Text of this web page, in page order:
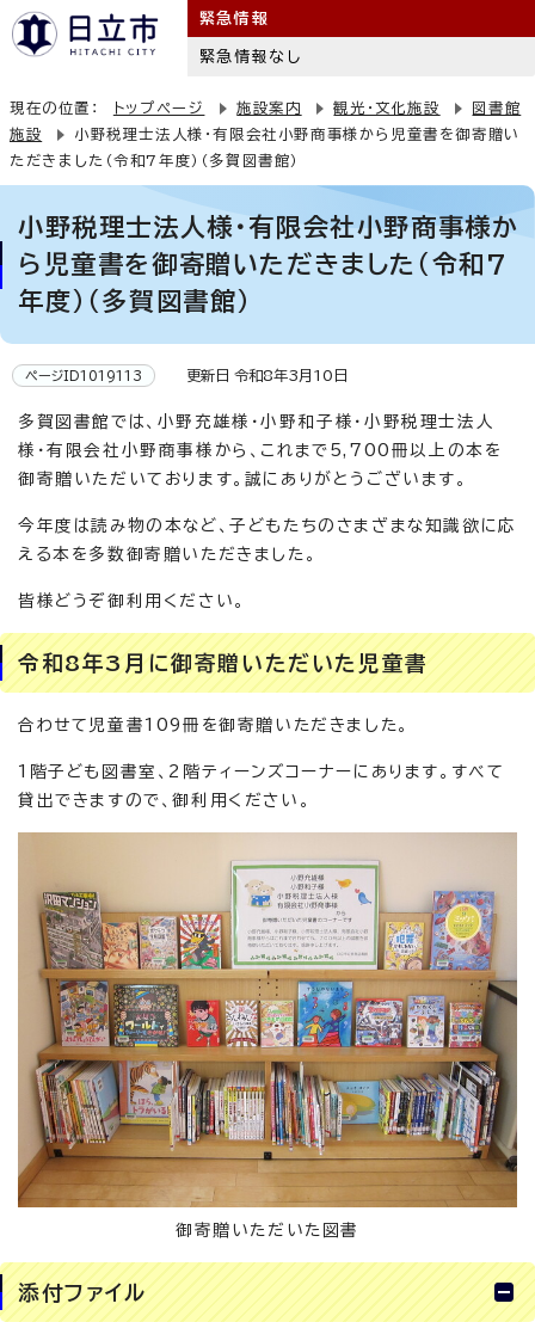
緊急情報
緊急情報なし
現在の位置： トップページ 施設案内 観光・文化施設
図書館
施設
小野税理士法人様・有限会社小野商事様から児童書を御寄贈い
ただきました（令和7年度）（多賀図書館）
小野税理士法人様・有限会社小野商事様か
ら児童書を御寄贈いただきました（令和7
年度）（多賀図書館）
ページID1019113 更新日 令和8年3月10日
多賀図書館では、小野充雄様・小野和子様・小野税理士法人
様・有限会社小野商事様から、これまで5,700冊以上の本を
御寄贈いただいております。誠にありがとうございます。
今年度は読み物の本など、子どもたちのさまざまな知識欲に応
える本を多数御寄贈いただきました。
皆様どうぞ御利用ください。
令和8年3月に御寄贈いただいた児童書
合わせて児童書109冊を御寄贈いただきました。
1階子ども図書室、2階ティーンズコーナーにあります。すべて
貸出できますので、御利用ください。
御寄贈いただいた図書
添付ファイル